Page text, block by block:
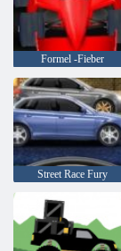
Formel -Fieber
Street Race Fury